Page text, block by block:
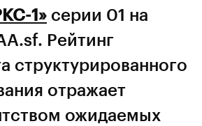
1» серии 01 на
Рейтинг
структурированного
отражает
ожидаемых